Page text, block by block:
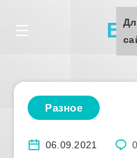
Разное
06.09.2021 0